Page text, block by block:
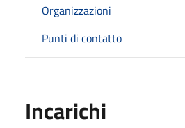
Organizzazioni
Punti di contatto
Incarichi